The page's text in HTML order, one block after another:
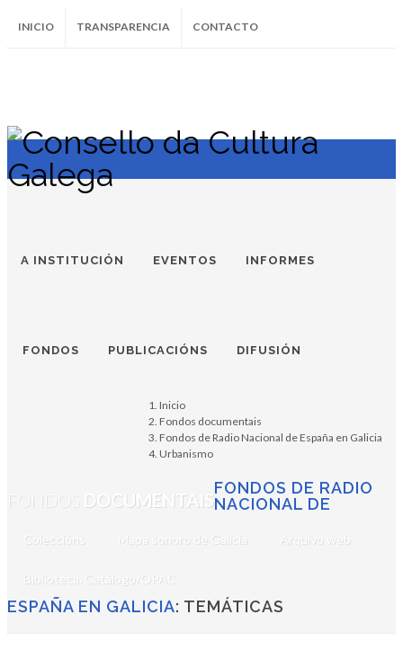
INICIO TRANSPARENCIA CONTACTO
InstagramFacebookTwitter Soundcloud
Youtube
A INSTITUCIÓN EVENTOS INFORMES
FONDOS PUBLICACIÓNS DIFUSIÓN
FONDOS DOCUMENTAIS
Coleccións Mapa sonoro de Galicia Arquivo web
Biblioteca. Catálogo/OPAC
FONDOS DE RADIO
NACIONAL DE
ESPAÑA EN GALICIA: TEMÁTICAS
Inicio
Fondos documentais
Fondos de Radio Nacional de España en Galicia
Urbanismo